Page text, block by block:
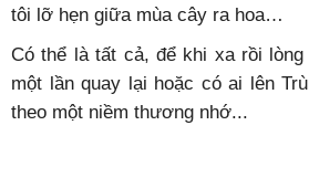
thâm tình.
Chỉ một buổi đường ở xã Phong
trấn huyện lỵ và ba hôm rong ruổi
Trùng Khánh, vậy mà tôi cứ ngỡ
vào tâm trí. Vì non nước hữu